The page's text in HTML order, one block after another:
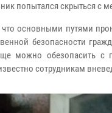
попытался скрыться
что основными путями
безопасности
можно обезопасить с
сотрудникам